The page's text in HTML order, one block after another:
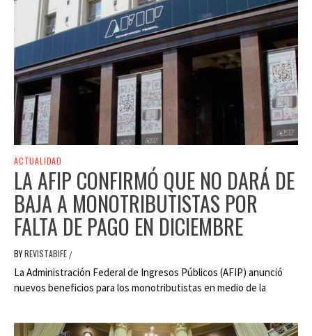
ACTUALIDAD
LA AFIP CONFIRMÓ QUE NO DARÁ DE
BAJA A MONOTRIBUTISTAS POR
FALTA DE PAGO EN DICIEMBRE
BYREVISTABIFE /
La Administración Federal de Ingresos Públicos (AFIP) anunció
nuevos beneficios para los monotributistas en medio de la